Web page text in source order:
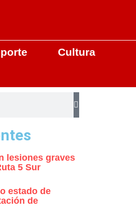
Cultura
lesiones graves
5 Sur
estado de
de